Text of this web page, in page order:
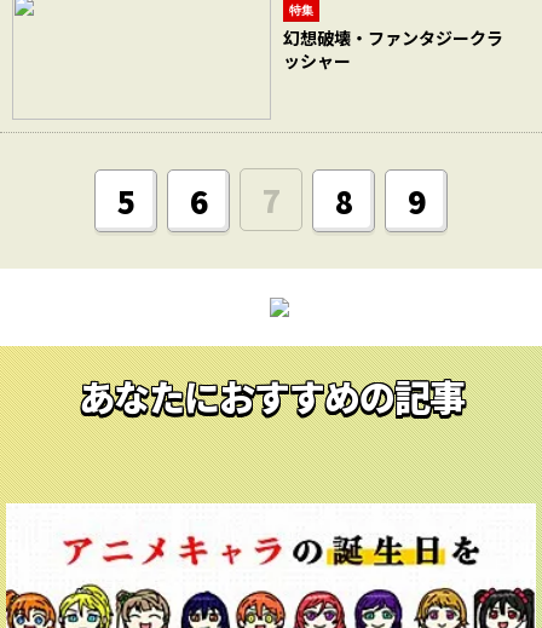
特集
幻想破壊・ファンタジークラ
ッシャー
5 6 7 8 9
あなたにおすすめの記事